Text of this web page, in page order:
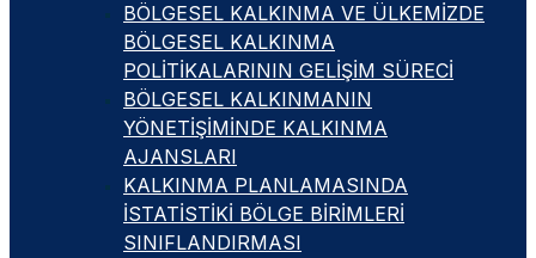
BÖLGESEL KALKINMA VE ÜLKEMIZDE
BÖLGESEL KALKINMA
POLITIKALARININ GELIŞIM SÜRECI
BÖLGESEL KALKINMANIN
YÖNETIŞIMINDE KALKINMA
AJANSLARI
KALKINMA PLANLAMASINDA
İSTATISTIKI BÖLGE BIRIMLERI
SINIFLANDIRMASI